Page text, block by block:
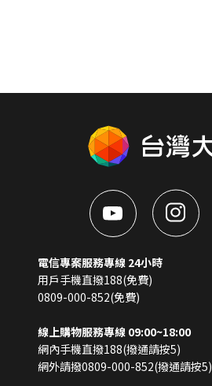
電信專案服務專線 24小時
用戶手機直撥188(免費)
0809-000-852(免費)
線上購物服務專線 09:00~18:00
網內手機直撥188(撥通請按5)
網外請撥0809-000-852(撥通請按5)